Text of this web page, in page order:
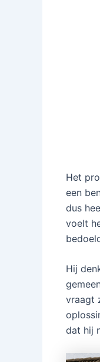
Het
een
dus
voelt
Hij
vraagt
dat hij